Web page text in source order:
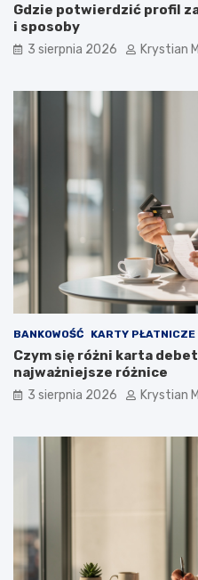
Gdzie potwierdzić profil
i sposoby
3 sierpnia 2026 Krystian
BANKOWOŚĆ KARTY PŁATNICZE
Czym się różni karta
najważniejsze różnice
3 sierpnia 2026 Krystian